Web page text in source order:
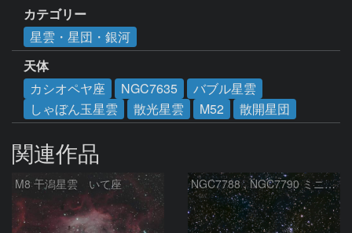
カテゴリー
星雲・星団・銀河
天体
カシオペヤ座
NGC7635
バブル星雲
しゃぼん玉星雲
散光星雲 M52 散開星団
関連作品
M8 干潟星雲 いて座 NGC7788 , NGC7790 ミニ二重星団